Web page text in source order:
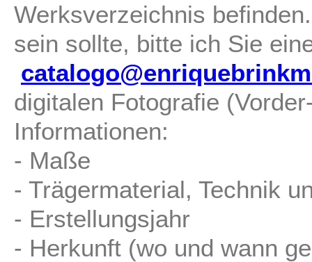
Werksverzeichnis
sein sollte, bitte ich Sie
digitalen Fotografie
Informationen:
- Maße
- Trägermaterial, Technik
- Erstellungsjahr
- Herkunft (wo und wann